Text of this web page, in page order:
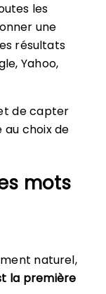
les
une
résultats
Yahoo,
de capter
choix de
mots
naturel,
la première